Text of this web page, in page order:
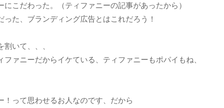
こだわった。（ティファニーの記事があったから）
た、ブランディング広告とはこれだろう！
いて、、、
ァニーだからイケている、ティファニーもポパイもね、
って思わせるお人なのです、だから